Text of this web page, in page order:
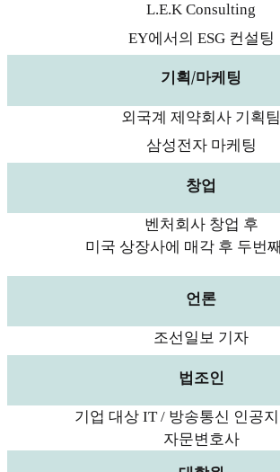
L.E.K Consulting
EY에서의 ESG 컨설팅
기획/마케팅
외국계 제약회사 기획팀
삼성전자 마케팅
창업
벤처회사 창업 후
미국 상장사에 매각 후 두번
언론
조선일보 기자
법조인
기업 대상 IT / 방송통신 인공
자문변호사